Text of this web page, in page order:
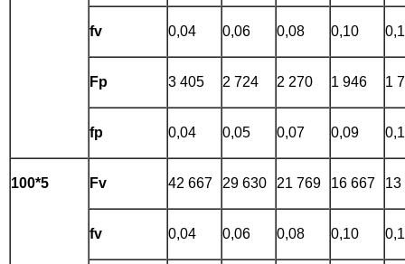
fv 0,04 0,06 0,08 0,10
Fp 3 405 2 724 2 270 1 946 1
fp 0,04 0,05 0,07 0,09
100*5 Fv 42 667 29 630 21 769 16 667 13
fv 0,04 0,06 0,08 0,10